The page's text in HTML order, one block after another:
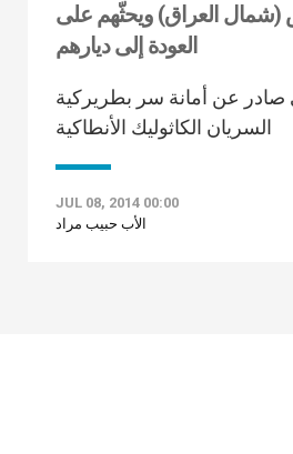
(شمال العراق) ويحثّهم على
العودة إلى ديارهم
صادر عن أمانة سر بطريركية
السريان الكاثوليك الأنطاكية
JUL 08, 2014 00:00
الأب حبيب مراد